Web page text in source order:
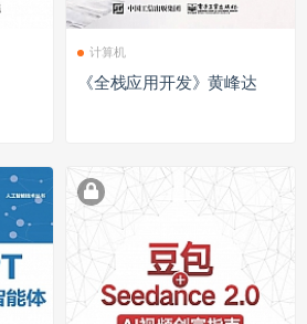
计算机
《全栈应用开发》黄峰达